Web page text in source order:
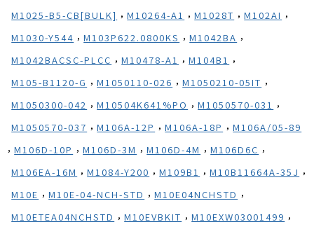
M1025-B5-CB[BULK] , M10264-A1 , M1028T , M102AI ,
M1030-Y544 , M103P622.0800KS , M1042BA ,
M1042BACSC-PLCC , M10478-A1 , M104B1 ,
M105-B1120-G , M1050110-026 , M1050210-05IT ,
M1050300-042 , M10504K641%PO , M1050570-031 ,
M1050570-037 , M106A-12P , M106A-18P , M106A/05-89
, M106D-10P , M106D-3M , M106D-4M , M106D6C ,
M106EA-16M , M1084-Y200 , M109B1 , M10B11664A-35J ,
M10E , M10E-04-NCH-STD , M10E04NCHSTD ,
M10ETEA04NCHSTD , M10EVBKIT , M10EXW03001499 ,